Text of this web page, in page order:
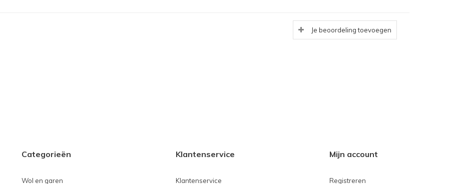
Je beoordeling toevoegen
Categorieën
Wol en garen
Klantenservice
Klantenservice
Mijn account
Registreren